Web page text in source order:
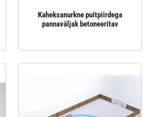
Kaheksanurkne puitpiirdega
pannaväljak betoneeritav